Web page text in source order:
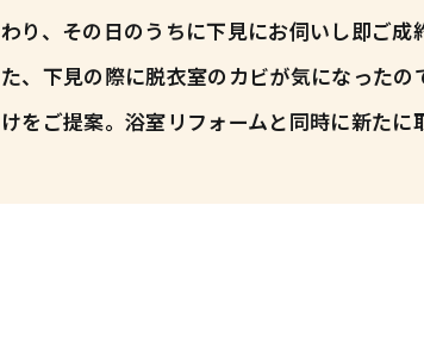
わり、その日のうちに下見にお伺いし即ご成
た、下見の際に脱衣室のカビが気になったの
けをご提案。浴室リフォームと同時に新たに